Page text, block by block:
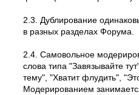
2.3. Дублирование
в разных разделах Форума.
2.4. Самовольное
слова типа "Завязывайте
тему", "Хватит флудить",
Модерированием